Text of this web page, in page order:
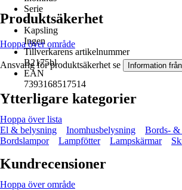
Serie
-
Kapsling
Ingen
Tillverkarens artikelnummer
B2175bl
EAN
7393168517514
Produktsäkerhet
Hoppa över område
Ansvarig för produktsäkerhet se Information
Ytterligare kategorier
Hoppa över lista
El & belysning
Inomhusbelysning
Bords- &
Bordslampor
Lampfötter Lampskärmar
Kundrecensioner
Hoppa över område